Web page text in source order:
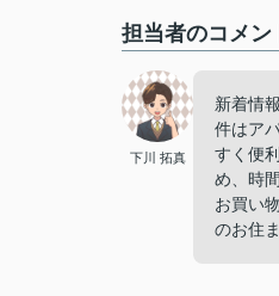
担当者のコメン
下川 拓真
新着情
件はア
すく便
め、時
お買い
のお住